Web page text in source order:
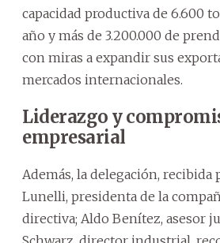
capacidad productiva de 6.600
año y más de 3.200.000 de
con miras a expandir sus
mercados internacionales.
Liderazgo y
empresarial
Además, la delegación, recibida
Lunelli, presidenta de la
directiva; Aldo Benítez, asesor